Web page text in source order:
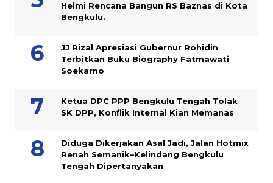
Helmi Rencana Bangun RS Baznas di Kota
Bengkulu.
JJ Rizal Apresiasi Gubernur Rohidin
Terbitkan Buku Biography Fatmawati
Soekarno
Ketua DPC PPP Bengkulu Tengah Tolak
SK DPP, Konflik Internal Kian Memanas
Diduga Dikerjakan Asal Jadi, Jalan Hotmix
Renah Semanik–Kelindang Bengkulu
Tengah Dipertanyakan